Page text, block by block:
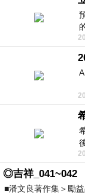
◎吉祥_041~042
■潘文良著作集＞勵